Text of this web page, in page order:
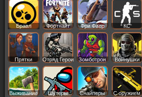
Бравл
Старс
Фортнайт Фри Фаер КС
Прятки Отряд Герои Зомботрон Войнушки
Выживание Шутеры Снайперы С оружием